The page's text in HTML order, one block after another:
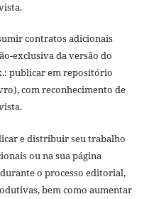
contratos adicionais
exclusiva da versão do
publicar em repositório
com reconhecimento de
e distribuir seu trabalho
ou na sua página
o processo editorial,
bem como aumentar